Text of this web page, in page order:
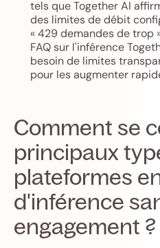
tels que Together AI
des limites de débit
« 429 demandes de trop
FAQ sur l'inférence
besoin de limites
pour les augmenter
Comment se
principaux
plateformes
d'inférence
engagement ?